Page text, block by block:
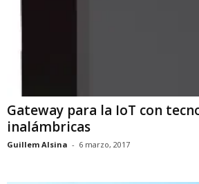
Gateway para la IoT con
inalámbricas
Guillem Alsina - 6 marzo, 2017